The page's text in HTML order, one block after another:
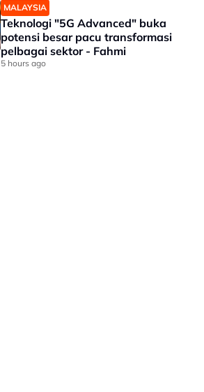
MALAYSIA
Teknologi "5G Advanced" buka
potensi besar pacu transformasi
pelbagai sektor - Fahmi
5 hours ago